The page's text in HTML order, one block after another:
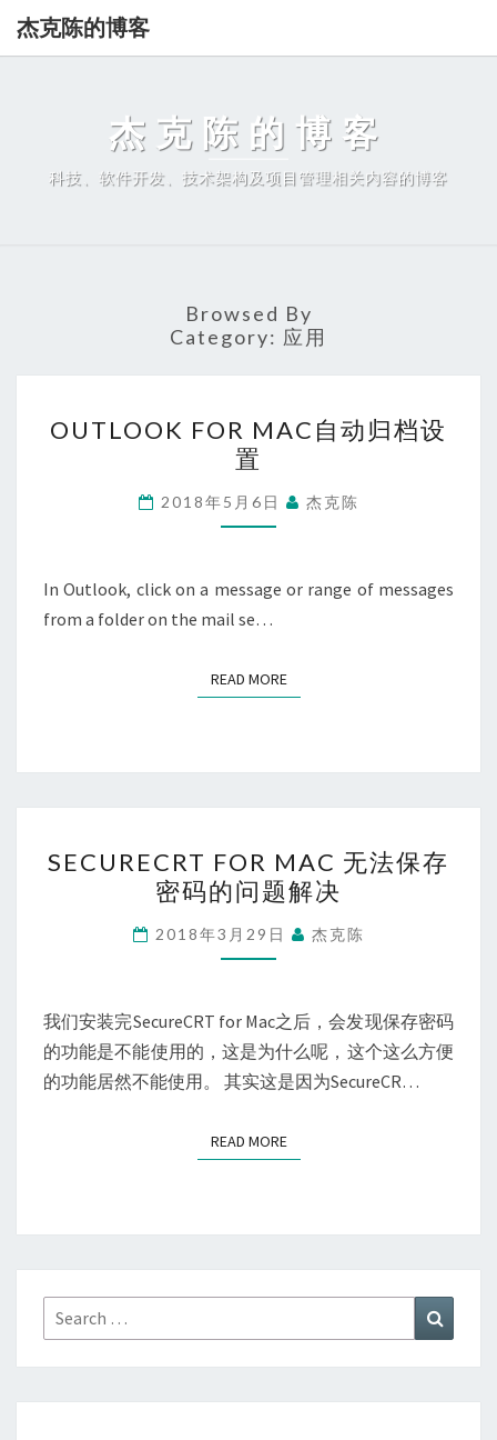
杰克陈的博客
杰克陈的博客
科技、软件开发、技术架构及项目管理相关内容的博客
Browsed By
Category: 应用
FOR
MAC
自
动
档
设
OUTLOOK FOR MAC自动归档设
置
2018年5月6日 杰克陈
In Outlook, click on a message or range of messages
from a folder on the mail se…
READ MOREREAD MORE
FOR
MAC
无
法
存
密
码
问
决
SECURECRT FOR MAC 无法保存
密码的问题解决
2018年3月29日 杰克陈
我们安装完SecureCRT for Mac之后，会发现保存密码
的功能是不能使用的，这是为什么呢，这个这么方便
的功能居然不能使用。 其实这是因为SecureCR…
READ MOREREAD MORE
Search
for: